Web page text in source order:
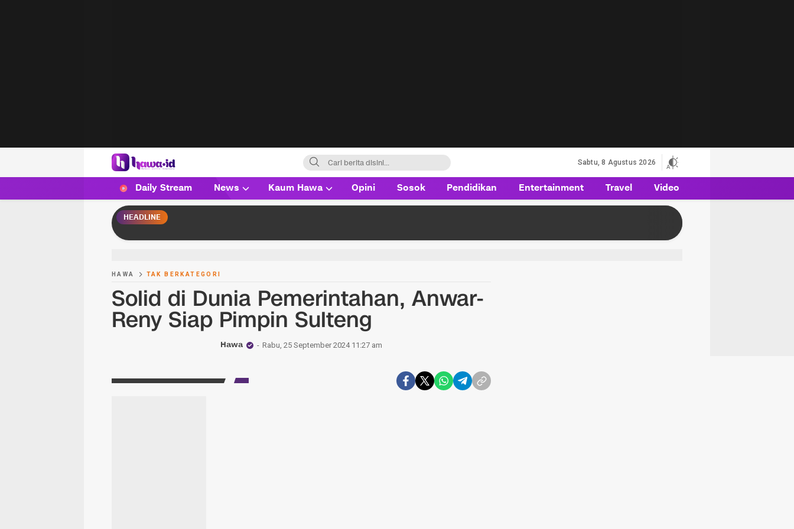
HAWA
Haluan Wanita Indonesia
Sabtu, 8 Agustus 2026
Daily Stream News Kaum Hawa Opini Sosok Pendidikan Entertainment Travel Video
HEADLINE
HAWA TAK BERKATEGORI
Solid di Dunia Pemerintahan, Anwar-
Reny Siap Pimpin Sulteng
Hawa Rabu, 25 September 2024 11:27 am